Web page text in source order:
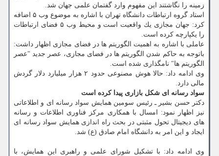
زمینه را نگاشتند این مفهوم وارد گفتمان علمی جهان شد.
استاد گروه ارتباطات دانشگاه تهران با اشاره به موضوع وب ۵ اضافه
كرد: جهان مجازی یك واقعیت است و محیط وب ۵ فضای ارتباطات
را یكپارچه كرده است.
عاملی با اشاره به اهمیت الگوریتم ها در فضای مجازی اظهار داشت:
باتوجه به حاكم شدن الگوریتم ها در فضای مجازی، عصر جدید "عصر
الگوریتم ها" نامگذاری شده است.
وی ادامه داد: حالا هوش مصنوعی حدود ۲ هزار میلیارد دلار گردش
مالی دارد.
سواد رسانه ای شكل بازاری پیدا كرده است
دكتر حسن بشیر ـ رئیس سومین همایش سواد رسانه ای و اطلاعاتی
نیز اظهار نمود: امسال با همكاری مركز فناوری اطلاعات و رسانه
های دیجیتال تحول مثبتی در بحث راه اندازی همایش سواد رسانه ای
ایجاد و این امر به دانشگاه امام صادق (ع) شد.
وی ادامه داد: با تشكیل شورای علمی و راهبری این همایش، با